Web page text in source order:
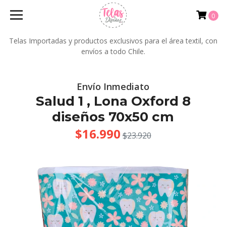
Telas Importadas y productos exclusivos para el área textil, con
envíos a todo Chile.
0
Envío Inmediato
Salud 1 , Lona Oxford 8
diseños 70x50 cm
$16.990 $23.920